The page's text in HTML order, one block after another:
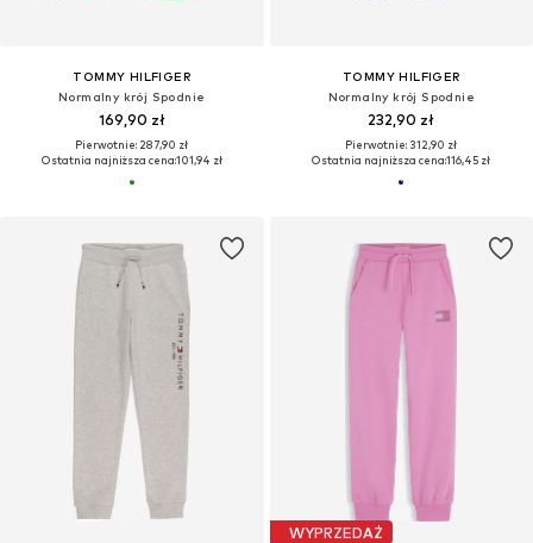
TOMMY HILFIGER
Normalny krój Spodnie
169,90 zł
Pierwotnie: 287,90 zł
Ostatnia najniższa cena:101,94 zł
TOMMY HILFIGER
Normalny krój Spodnie
232,90 zł
Pierwotnie: 312,90 zł
Ostatnia najniższa cena:116,45 zł
WYPRZEDAŻ